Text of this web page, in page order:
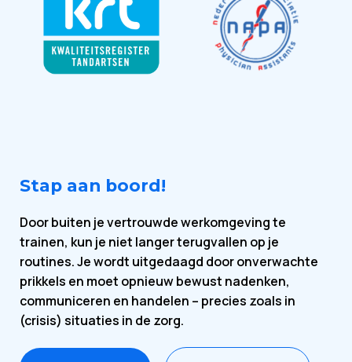
Stap aan boord!
Door buiten je vertrouwde werkomgeving te
trainen, kun je niet langer terugvallen op je
routines. Je wordt uitgedaagd door onverwachte
prikkels en moet opnieuw bewust nadenken,
communiceren en handelen – precies zoals in
(crisis) situaties in de zorg.